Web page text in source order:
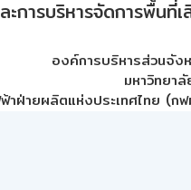
ะการบริหารจัดการพื้นที่
องค์การบริหารส่วนจัง
มหาวิทยา
าฝ่ายผลิตแห่งประเทศไทย (กฟ